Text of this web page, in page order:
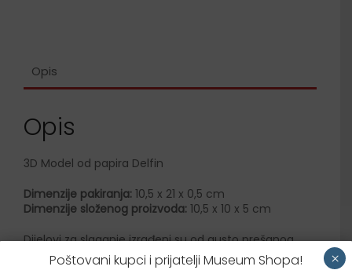
Opis
Opis
3D Model od papira Delfin
Dimenzije pakiranja: 10,5 x 21 x 0,5 cm
Dimenzije složenog proizvoda: 10,5 x 10 x 5 cm
Dijelovi za slaganje izrađeni su od gusto prešanog
kartona, precizno rezani laserom.
Poštovani kupci i prijatelji Museum Shopa!
×